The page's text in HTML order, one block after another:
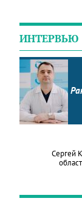
ИНТЕРВЬЮ
Сергей